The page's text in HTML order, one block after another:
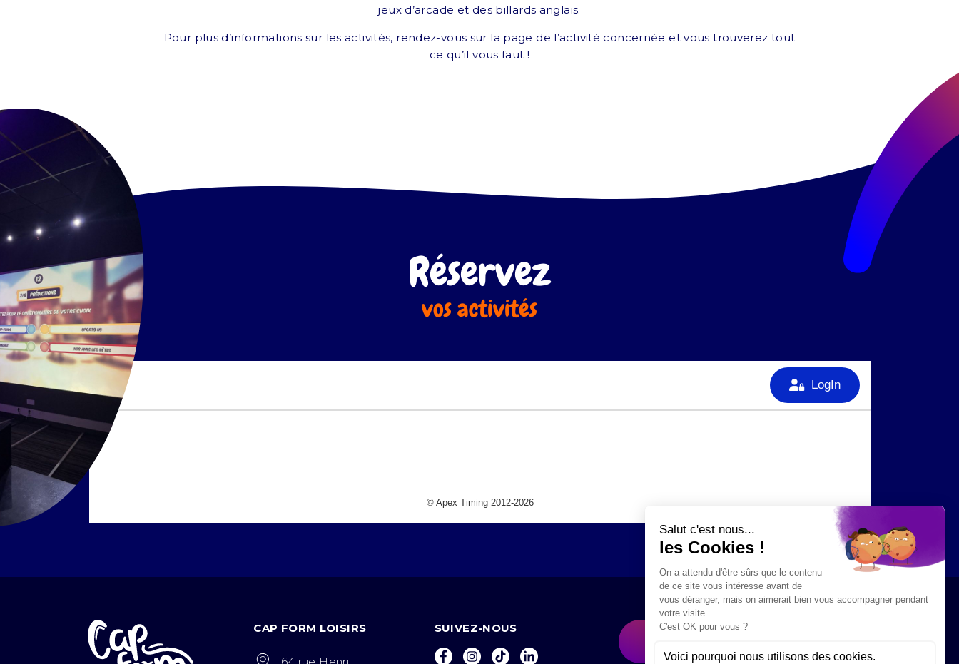
jeux d’arcade et des billards anglais.
Pour plus d’informations sur les activités, rendez-vous sur la page de l’activité concernée et vous trouverez tout
ce qu’il vous faut !
Réservez
vos activités
CAP FORM LOISIRS
64 rue Henri
SUIVEZ-NOUS
FacebookInstagram
TiktokLinkedIn